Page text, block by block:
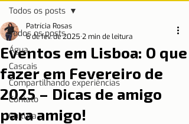
Todos os posts
Água
Cascais
Compartilhando experiências
Contato
Cultura
Todos os posts
Eventos em Lisboa: O que
fazer em Fevereiro de
2025 – Dicas de amigo
para amigo!
Patrícia Rosas
6 de fev. de 2025 2 min de leitura